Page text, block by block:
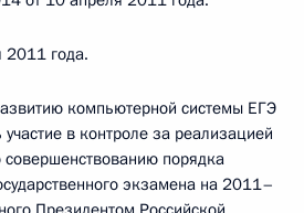
2011 года.
компьютерной системы ЕГЭ
в контроле за реализацией
порядка
экзамена на 2011–